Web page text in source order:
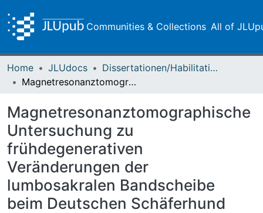
Communities & Collections All of
Home JLUdocs
Dissertationen/Habilitationen
Magnetresonanztomographische Untersuchung zu frühdegenerativen Veränderungen der lumbosakralen Bandscheibe beim Deutschen Schäferhund
Magnetresonanztomographische
Untersuchung zu
frühdegenerativen
Veränderungen der
lumbosakralen Bandscheibe
beim Deutschen Schäferhund